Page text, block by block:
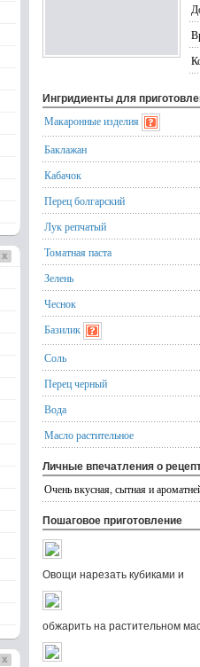
Ингридиенты для
Макаронные изделия
Баклажан
Кабачок
Перец болгарский
Лук репчатый
Томатная паста
Зелень
Чеснок
Базилик
Соль
Перец черный
Вода
Масло растительное
Личные впечатления о
Очень вкусная, сытная и
Пошаговое приготовление
Овощи нарезать кубиками и
обжарить на растительном